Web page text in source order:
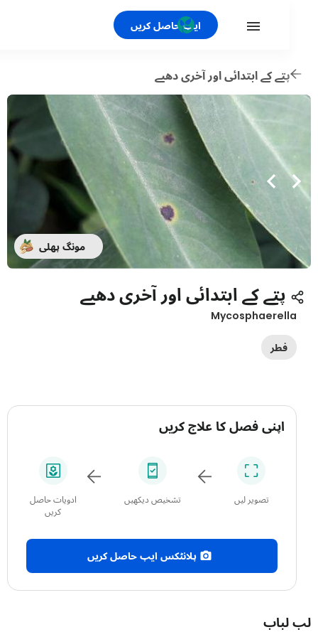
ایپ حاصل کریں
پتے کے ابتدائی اور آخری دھبے
مونگ پھلی
پتے کے ابتدائی اور آخری دھبے
اپنی فصل کا علاج کریں
تصویر لیں تشخیص دیکھیں
ادویات حاصل
پلانٹکس ایپ حاصل کریں